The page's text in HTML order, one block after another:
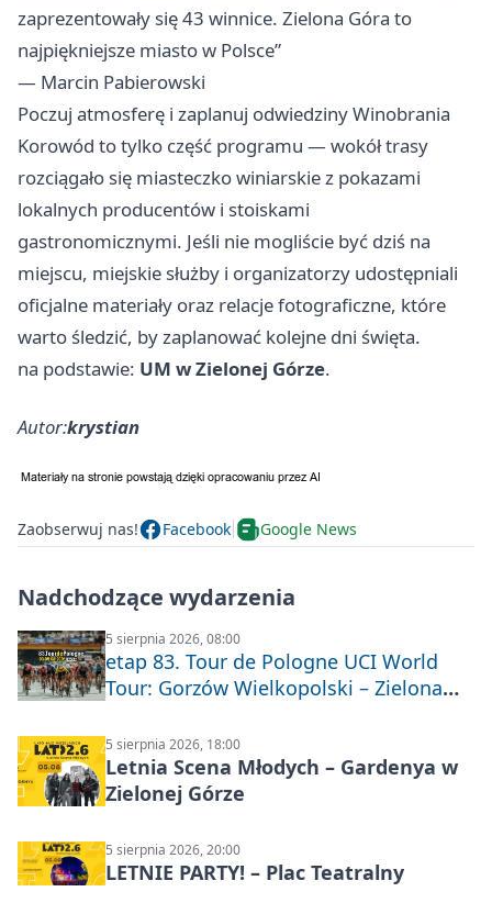
zaprezentowały się 43 winnice. Zielona Góra to
najpiękniejsze miasto w Polsce”
— Marcin Pabierowski
Poczuj atmosferę i zaplanuj odwiedziny Winobrania
Korowód to tylko część programu — wokół trasy
rozciągało się miasteczko winiarskie z pokazami
lokalnych producentów i stoiskami
gastronomicznymi. Jeśli nie mogliście być dziś na
miejscu, miejskie służby i organizatorzy udostępniali
oficjalne materiały oraz relacje fotograficzne, które
warto śledzić, by zaplanować kolejne dni święta.
na podstawie: UM w Zielonej Górze.
Autor:krystian
Zaobserwuj nas! Facebook Google News
Nadchodzące wydarzenia
5 sierpnia 2026, 08:00
etap 83. Tour de Pologne UCI World
Tour: Gorzów Wielkopolski – Zielona
5 sierpnia 2026, 18:00
Letnia Scena Młodych – Gardenya w
Zielonej Górze
5 sierpnia 2026, 20:00
LETNIE PARTY! – Plac Teatralny